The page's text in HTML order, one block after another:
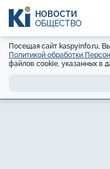
НОВОСТИ
ОБЩЕСТВО
Посещая сайт kaspyinfo.ru,
Политикой обработки
файлов cookie, указанных в